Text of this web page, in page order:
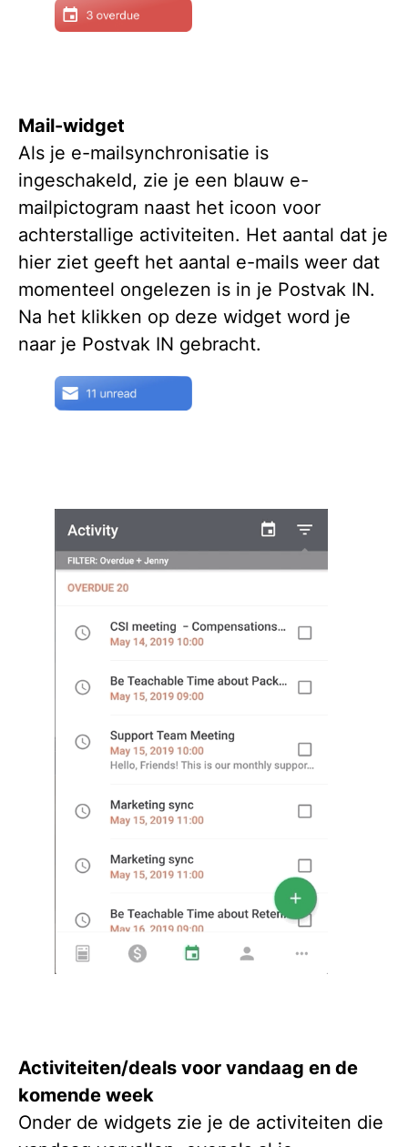
Mail-widget
Als je e-mailsynchronisatie is
ingeschakeld, zie je een blauw e-
mailpictogram naast het icoon voor
achterstallige activiteiten. Het aantal dat je
hier ziet geeft het aantal e-mails weer dat
momenteel ongelezen is in je Postvak IN.
Na het klikken op deze widget word je
naar je Postvak IN gebracht.
Activiteiten/deals voor vandaag en de
komende week
Onder de widgets zie je de activiteiten die